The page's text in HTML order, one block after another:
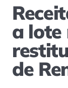
a lote
de